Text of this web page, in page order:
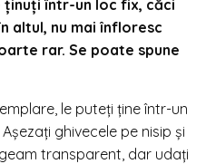
într-un loc fix, căci
altul, nu mai înfloresc
rar. Se poate spune
le puteți ține într-un
ghivecele pe nisip și
transparent, dar udați